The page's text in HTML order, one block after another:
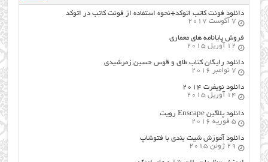
دانلود فونت کاتب اتوکد+نحوه استفاده از فونت کاتب در اتوکد
7 آگوست 2017
فروش پایانامه های معماری
12 آوریل 2015
دانلود رایگان کتاب طاق و قوس حسین زمرشیدی
7 نوامبر 2016
دانلود نویفرت ۲۰۱۴
14 آوریل 2015
دانلود پلاگین Enscape رویت
5 فوریه 2016
دانلود آموزش شیت بندی با فتوشاپ
29 ژوئن 2015